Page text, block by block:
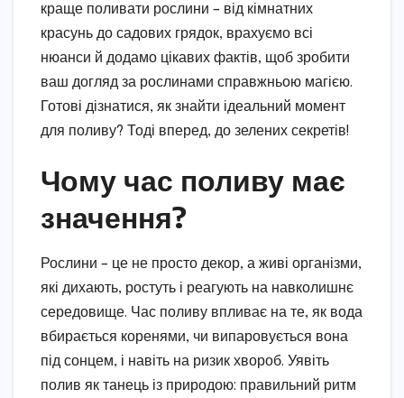
краще поливати рослини – від кімнатних
красунь до садових грядок, врахуємо всі
нюанси й додамо цікавих фактів, щоб зробити
ваш догляд за рослинами справжньою магією.
Готові дізнатися, як знайти ідеальний момент
для поливу? Тоді вперед, до зелених секретів!
Чому час поливу має
значення?
Рослини – це не просто декор, а живі організми,
які дихають, ростуть і реагують на навколишнє
середовище. Час поливу впливає на те, як вода
вбирається коренями, чи випаровується вона
під сонцем, і навіть на ризик хвороб. Уявіть
полив як танець із природою: правильний ритм